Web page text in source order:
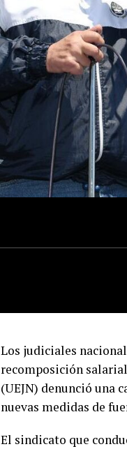
Los judiciales
recomposición
(UEJN) denunció una
nuevas medidas de
El sindicato que